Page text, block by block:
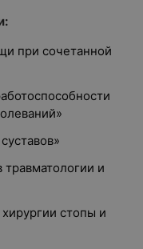
при сочетанной
и
стопы и